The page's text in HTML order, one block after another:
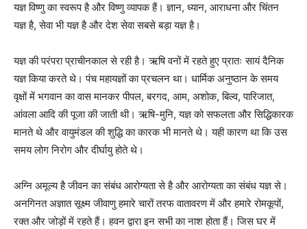
यज्ञ विष्णु का स्वरूप है और विष्णु व्यापक हैं। ज्ञान, ध्यान, आराधना और चिंतन
यज्ञ है, सेवा भी यज्ञ है और देश सेवा सबसे बड़ा यज्ञ है।
यज्ञ की परंपरा प्राचीनकाल से रही है। ऋषि वनों में रहते हुए प्रातः सायं दैनिक
यज्ञ किया करते थे। पंच महायज्ञों का प्रचलन था। धार्मिक अनुष्ठान के समय
वृक्षों में भगवान का वास मानकर पीपल, बरगद, आम, अशोक, बिल्व, पारिजात,
आंवला आदि की पूजा की जाती थी। ऋषि-मुनि, यज्ञ को सफलता और सिद्धिकारक
मानते थे और वायुमंडल की शुद्धि का कारक भी मानते थे। यही कारण था कि उस
समय लोग निरोग और दीर्घायु होते थे।
अग्नि अमूल्य है जीवन का संबंध आरोग्यता से है और आरोग्यता का संबंध यज्ञ से।
अनगिनत अज्ञात सूक्ष्म जीवाणु हमारे चारों तरफ वातावरण में और हमारे रोमकूपों,
रक्त और जोड़ों में रहते हैं। हवन द्वारा इन सभी का नाश होता हैं। जिस घर में